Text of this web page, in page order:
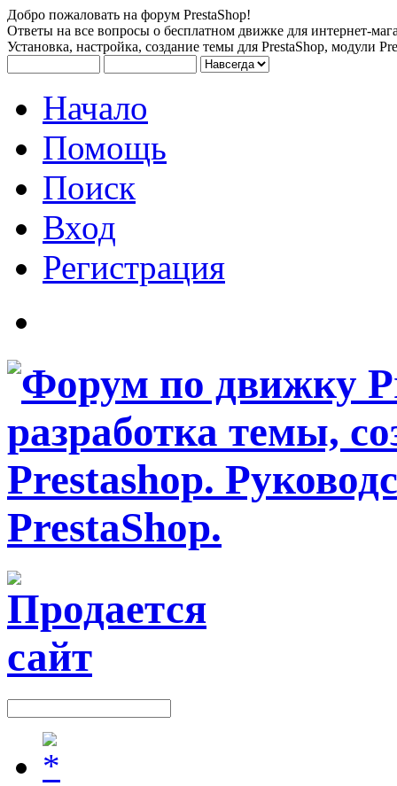
Добро пожаловать на форум PrestaShop!
Ответы на все вопросы о бесплатном движке для интернет-
Установка, настройка, создание темы для PrestaShop, модули
Начало
Помощь
Поиск
Вход
Регистрация